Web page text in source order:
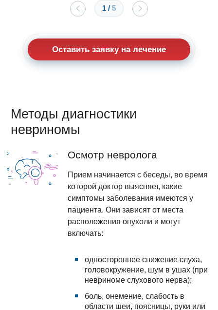
1 / 5
Оставить заявку на лечение
Методы диагностики
невриномы
Осмотр невролога
Прием начинается с беседы, во время
которой доктор выясняет, какие
симптомы заболевания имеются у
пациента. Они зависят от места
расположения опухоли и могут
включать:
одностороннее снижение слуха,
головокружение, шум в ушах (при
невриноме слухового нерва);
боль, онемение, слабость в
области шеи, поясницы, руки или